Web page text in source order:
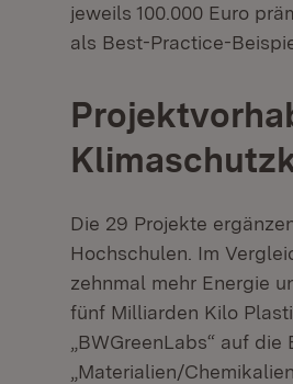
jeweils 100.000 Euro
als Best-Practice-
Die 29 Projekte
Hochschulen. Im
zehnmal mehr Energie
fünf Milliarden Kilo
„BWGreenLabs“ auf die
„Materialien/